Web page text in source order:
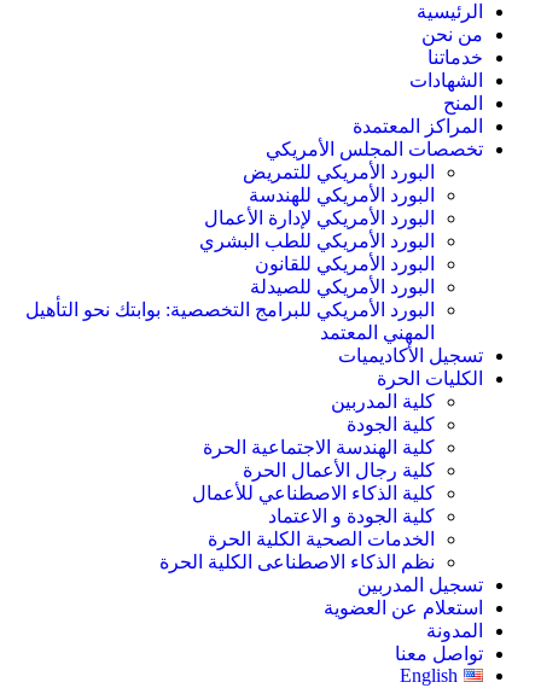
الرئيسية
من نحن
خدماتنا
الشهادات
المنح
المراكز المعتمدة
تخصصات المجلس الأمريكي
البورد الأمريكي للتمريض
البورد الأمريكي للهندسة
البورد الأمريكي لإدارة الأعمال
البورد الأمريكي للطب البشري
البورد الأمريكي للقانون
البورد الأمريكي للصيدلة
البورد الأمريكي للبرامج التخصصية: بوابتك نحو التأهيل
المهني المعتمد
تسجيل الأكاديميات
الكليات الحرة
كلية المدربين
كلية الجودة
كلية الهندسة الاجتماعية الحرة
كلية رجال الأعمال الحرة
كلية الذكاء الاصطناعي للأعمال
كلية الجودة و الاعتماد
الخدمات الصحية الكلية الحرة
نظم الذكاء الاصطناعى الكلية الحرة
تسجيل المدربين
استعلام عن العضوية
المدونة
تواصل معنا
English